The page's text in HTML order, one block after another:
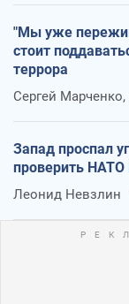
"Мы уже
стоит
террора
Сергей Марченко,
Запад проспал
проверить НАТО
Леонид Невзлин